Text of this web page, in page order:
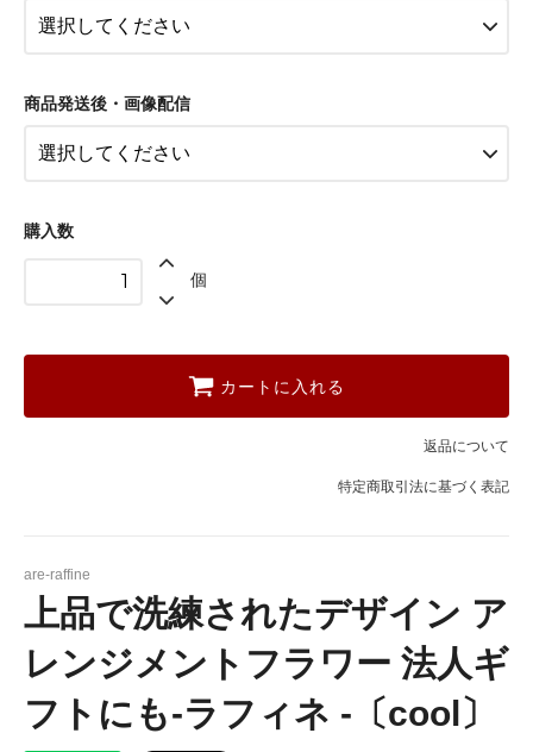
商品発送後・画像配信
購入数
個
カートに入れる
返品について
特定商取引法に基づく表記
are-raffine
上品で洗練されたデザイン ア
レンジメントフラワー 法人ギ
フトにも-ラフィネ -〔cool〕